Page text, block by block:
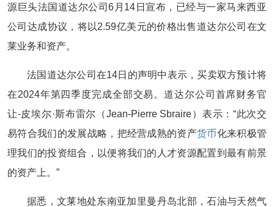
源巨头法国道达尔公司6月14日宣布，已经与一家马来西亚
公司达成协议，将以2.59亿美元的价格出售道达尔公司在文
莱业务和资产。
法国道达尔公司在14日的声明中表示，买卖双方预计将
在2024年第四季度完成全部交易。道达尔公司首席财务官
让-皮埃尔·斯布雷尔（Jean-Pierre Sbraire）表示：“此次交
易符合我们的发展战略，把经营成熟的资产货币化来积极管
理我们的投资组合，以便将我们的人才资源配置到最有前景
的资产上。”
据悉，文莱地处东南亚加里曼丹岛北部，石油与天然气